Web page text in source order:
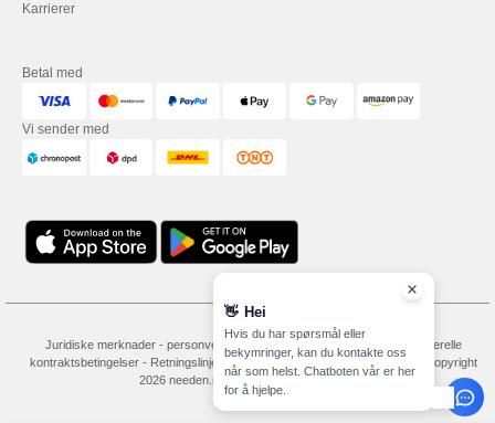
Karrierer
Betal med
Vi sender med
Juridiske merknader- personvernerklæring Vilkår og betingelser
Generelle
kontraktsbetingelser- Retningslinjer for informasjonskapsler Site Map
Copyright
2026 needen.no - Alle rettigheter forbeholdt
👋 Hei
Hvis du har spørsmål eller
bekymringer, kan du kontakte oss
når som helst. Chatboten vår er her
for å hjelpe.